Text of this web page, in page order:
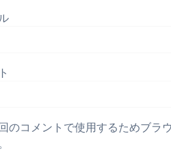
のコメントで使用するためブラ